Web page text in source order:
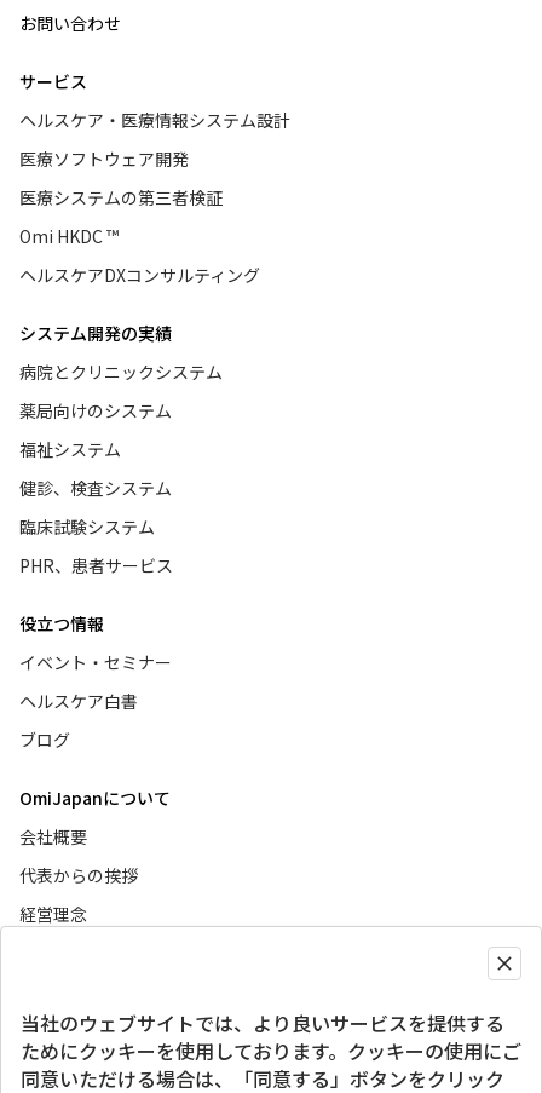
お問い合わせ
サービス
ヘルスケア・医療情報システム設計
医療ソフトウェア開発
医療システムの第三者検証
Omi HKDC ™
ヘルスケアDXコンサルティング
システム開発の実績
病院とクリニックシステム
薬局向けのシステム
福祉システム
健診、検査システム
臨床試験システム
PHR、患者サービス
役立つ情報
イベント・セミナー
ヘルスケア白書
ブログ
OmiJapanについて
会社概要
代表からの挨拶
経営理念
グローバルサイト
当社のウェブサイトでは、より良いサービスを提供する
ためにクッキーを使用しております。クッキーの使用にご
同意いただける場合は、「同意する」ボタンをクリック